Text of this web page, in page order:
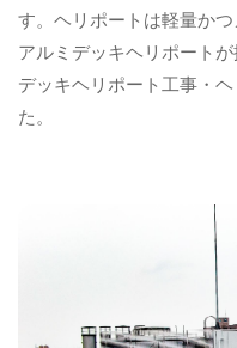
す。ヘリポートは軽量か
アルミデッキヘリポート
デッキヘリポート工事・
た。